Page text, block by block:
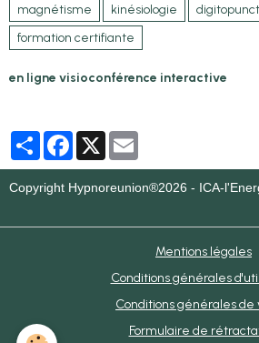
magnétisme kinésiologie
formation certifiante
en ligne visioconférence interactive
PartagerFacebook
X
Copyright Hypnoreunion®2026 - ICA-
Mentions légales
Conditions générales
Conditions générales de
Formulaire de